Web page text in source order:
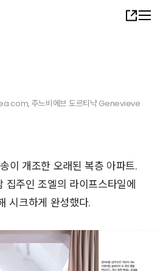
Share
, 주느비에브 도르티냑 Genevieve
이 개조한 오래된 복층 아파트.
집주인 조엘의 라이프스타일에
시크하게 완성했다.